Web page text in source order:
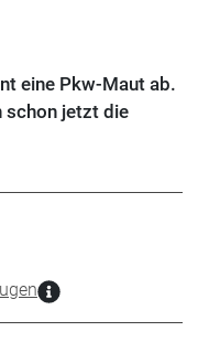
eine Pkw-Maut ab.
schon jetzt die